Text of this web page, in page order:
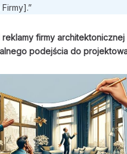
reklamy firmy architektonicznej
podejścia do